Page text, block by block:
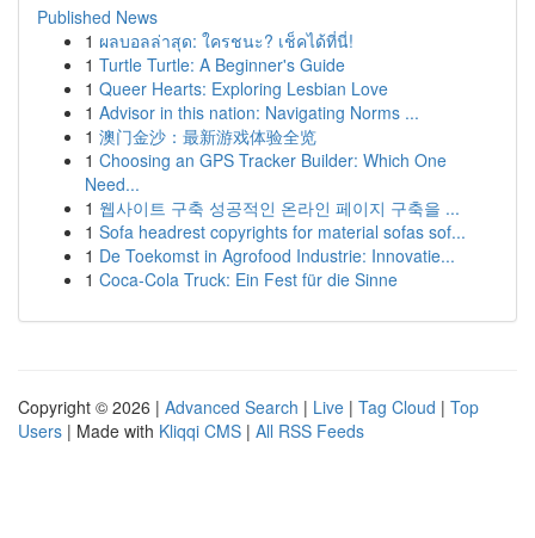
Published News
1 ผลบอลล่าสุด: ใครชนะ? เช็คได้ที่นี่!
1 Turtle Turtle: A Beginner's Guide
1 Queer Hearts: Exploring Lesbian Love
1 Advisor in this nation: Navigating Norms ...
1 澳门金沙：最新游戏体验全览
1 Choosing an GPS Tracker Builder: Which One
Need...
1 웹사이트 구축 성공적인 온라인 페이지 구축을 ...
1 Sofa headrest copyrights for material sofas sof...
1 De Toekomst in Agrofood Industrie: Innovatie...
1 Coca-Cola Truck: Ein Fest für die Sinne
Copyright © 2026 | Advanced Search | Live | Tag Cloud | Top
Users | Made with Kliqqi CMS | All RSS Feeds